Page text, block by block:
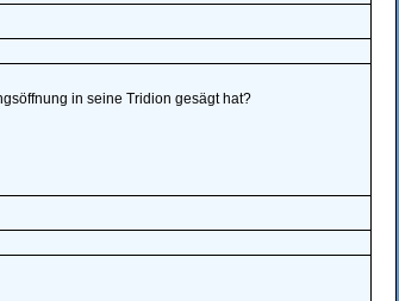
in seine Tridion gesägt hat?